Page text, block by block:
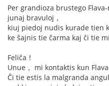
Per grandioza brustego
junaj bravuloj，
kiuj piedoj nudis kurade tien
ke ŝajnis tie ĉarma kaj ĉi tie
Feliĉa！
Unue， mi kontaktis kun
Ĉi tie estis la malgranda